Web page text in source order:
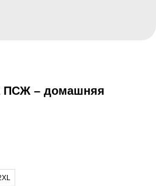
ПСЖ – домашняя